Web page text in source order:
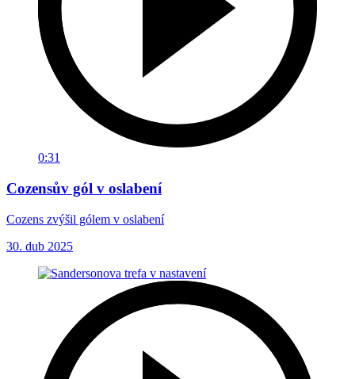
0:31
Cozensův gól v oslabení
Cozens zvýšil gólem v oslabení
30. dub 2025